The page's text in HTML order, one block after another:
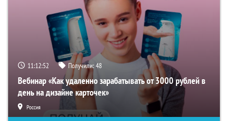
11:12:51 Получили:48
Вебинар «Как удаленно зарабатывать от 3000 рублей в
день на дизайне карточек»
Россия